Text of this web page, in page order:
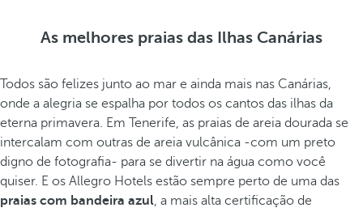
As melhores praias das Ilhas Canárias
Todos são felizes junto ao mar e ainda mais nas Canárias,
onde a alegria se espalha por todos os cantos das ilhas da
eterna primavera. Em Tenerife, as praias de areia dourada se
intercalam com outras de areia vulcânica -com um preto
digno de fotografia- para se divertir na água como você
quiser. E os Allegro Hotels estão sempre perto de uma das
praias com bandeira azul, a mais alta certificação de